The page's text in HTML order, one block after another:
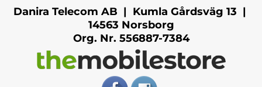
Danira Telecom AB | Kumla Gårdsväg 13 |
14563 Norsborg
Org. Nr. 556887-7384